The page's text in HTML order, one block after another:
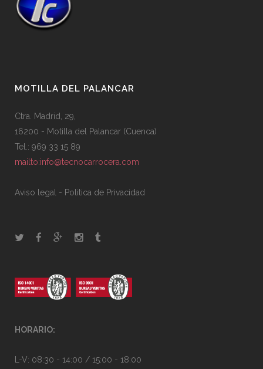
MOTILLA DEL PALANCAR
Ctra. Madrid, 29,
16200 - Motilla del Palancar (Cuenca)
Tel.: 969 33 15 89
mailto:info@tecnocarrocera.com
Aviso legal - Politica de Privacidad
HORARIO:
L-V: 08:30 - 14:00 / 15:00 - 18:00